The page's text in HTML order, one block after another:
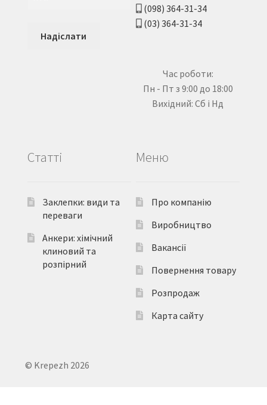
(098) 364-31-34
(03) 364-31-34
Час роботи:
Пн - Пт з 9:00 до 18:00
Вихідний: Сб і Нд
Статті
Заклепки: види та
переваги
Анкери: хімічний
клиновий та
розпірний
Меню
Про компанію
Виробництво
Вакансії
Повернення товару
Розпродаж
Карта сайту
© Krepezh 2026